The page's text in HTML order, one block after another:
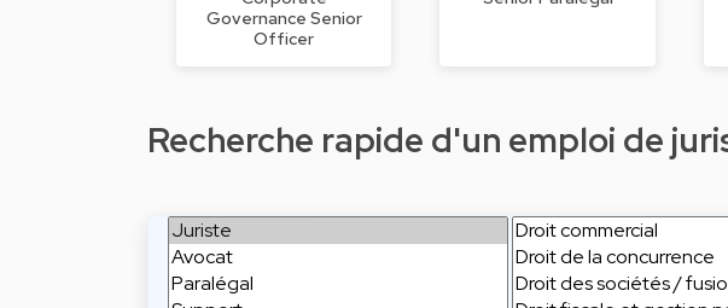
Governance Senior
Officer
Recherche rapide d'un emploi de